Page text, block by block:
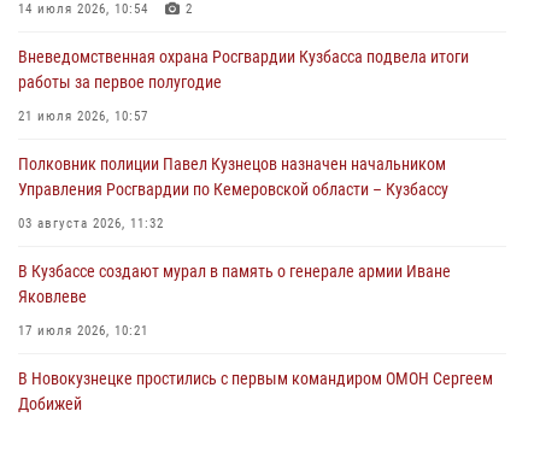
06 августа 2026, 09:18
Росгвардейцы задержали мужчину, повредившего имущество
горожанки
06 августа 2026, 08:17
Росгвардейцы пресекли противоправные действия и защитили
новокузнечанку от агрессивного знакомого
06 августа 2026, 07:16
14 июля 2026, 10:54 2
Вневедомственная охрана Росгвардии Кузбасса подвела итоги
работы за первое полугодие
21 июля 2026, 10:57
Полковник полиции Павел Кузнецов назначен начальником
Управления Росгвардии по Кемеровской области – Кузбассу
03 августа 2026, 11:32
В Кузбассе создают мурал в память о генерале армии Иване
Яковлеве
17 июля 2026, 10:21
В Новокузнецке простились с первым командиром ОМОН Сергеем
Добижей